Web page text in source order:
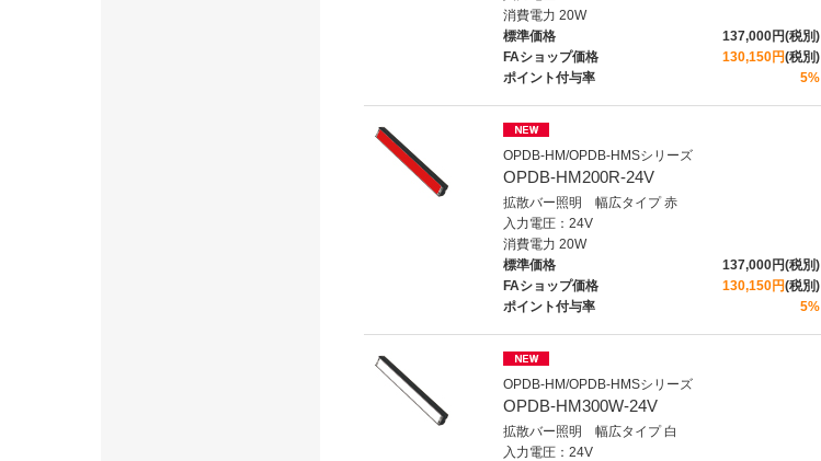
消費電力 20W
標準価格
137,000円(税別)
FAショップ価格
130,150円(税別)
ポイント付与率
5%
OPDB-HM/OPDB-HMSシリーズ
OPDB-HM200R-24V
拡散バー照明 幅広タイプ 赤
入力電圧：24V
消費電力 20W
標準価格
137,000円(税別)
FAショップ価格
130,150円(税別)
ポイント付与率
5%
OPDB-HM/OPDB-HMSシリーズ
OPDB-HM300W-24V
拡散バー照明 幅広タイプ 白
入力電圧：24V